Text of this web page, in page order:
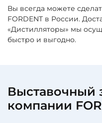
Вы всегда можете
FORDENT в России.
«Дистилляторы» мы
быстро и выгодно.
Выставочный
компании